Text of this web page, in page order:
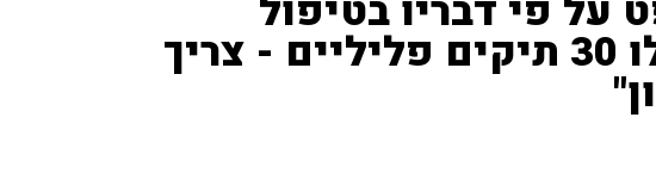
בפשיעה: "מי שיש לו 30 תיקים פליליים - צריך